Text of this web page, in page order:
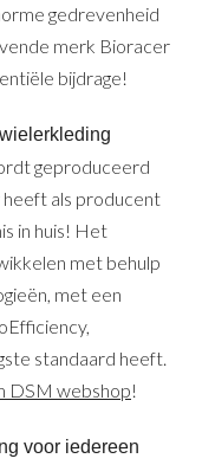
gedrevenheid
merk Bioracer
bijdrage!
geproduceerd
heeft als producent
in huis! Het
met behulp
met een
standaard heeft.
DSM webshop!
voor iedereen